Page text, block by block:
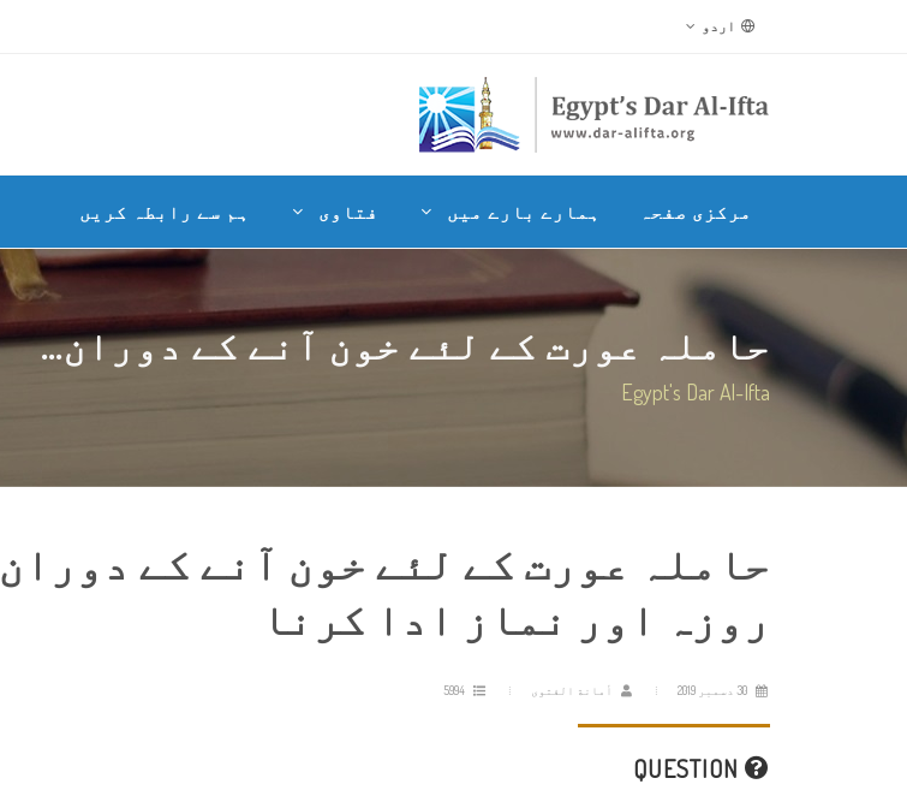
اردو
مرکزی صفحہ ہمارے بارے میں فتاوی ہم سے رابطہ کریں
حاملہ عورت کے لئے خون آنے کے دوران...
Egypt's Dar Al-Ifta
حاملہ عورت کے لئے خون آنے کے دوران
روزہ اور نماز ادا کرنا
أمانة الفتوى